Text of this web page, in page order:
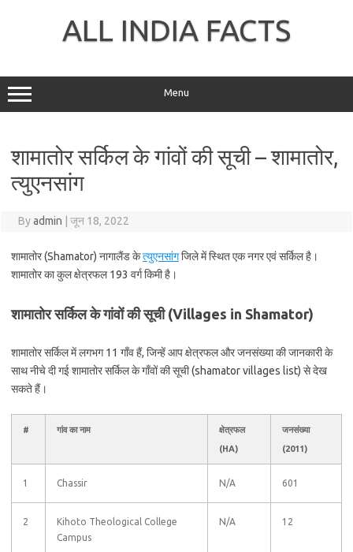
ALL INDIA FACTS
Menu
शामातोर सर्किल के गांवों की सूची – शामातोर,
त्युएनसांग
Byadmin जून 18, 2022
शामातोर (Shamator) नागालैंड केत्युएनसांगजिले में स्थित एक नगर एवं सर्किल है।
शामातोर का कुल क्षेत्रफल 193 वर्ग किमी है।
शामातोर सर्किल के गांवों की सूची (Villages in Shamator)
शामातोर सर्किल में लगभग 11 गाँव हैं, जिन्हें आप क्षेत्रफल और जनसंख्या की जानकारी के
साथ नीचे दी गई शामातोर सर्किल के गाँवों की सूची (shamator villages list) से देख
सकते हैं।
# गांव का नाम
क्षेत्रफल
(HA)
जनसंख्या
(2011)
1 Chassir N/A 601
2
Kihoto Theological College
Campus
N/A 12